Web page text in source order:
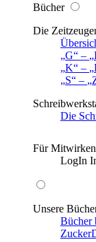
Bücher
Die
G
–
K
–
S
–
Die
Für
LogIn
Unsere
Bücher
Zucker